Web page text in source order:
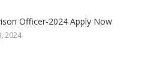
Officer-2024 Apply Now
2024